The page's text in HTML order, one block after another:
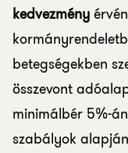
kedvezmény
betegségekben
összevont
minimálbér 5%-
szabályok